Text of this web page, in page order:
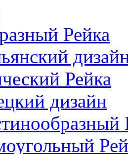
Рейка
Рейка
дизайн